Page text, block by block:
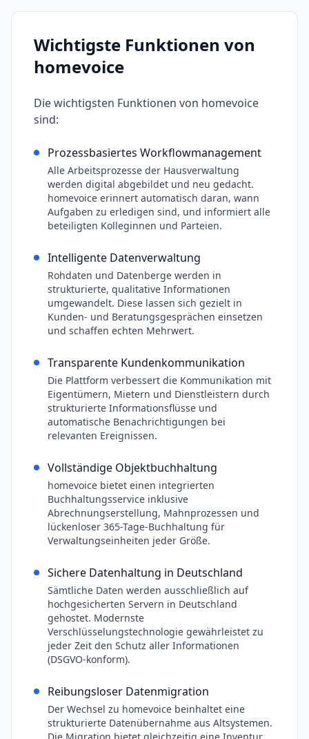
Wichtigste Funktionen von
homevoice
Die wichtigsten Funktionen von homevoice
sind:
Prozessbasiertes Workflowmanagement
Alle Arbeitsprozesse der Hausverwaltung
werden digital abgebildet und neu gedacht.
homevoice erinnert automatisch daran, wann
Aufgaben zu erledigen sind, und informiert alle
beteiligten Kolleginnen und Parteien.
Intelligente Datenverwaltung
Rohdaten und Datenberge werden in
strukturierte, qualitative Informationen
umgewandelt. Diese lassen sich gezielt in
Kunden- und Beratungsgesprächen einsetzen
und schaffen echten Mehrwert.
Transparente Kundenkommunikation
Die Plattform verbessert die Kommunikation mit
Eigentümern, Mietern und Dienstleistern durch
strukturierte Informationsflüsse und
automatische Benachrichtigungen bei
relevanten Ereignissen.
Vollständige Objektbuchhaltung
homevoice bietet einen integrierten
Buchhaltungsservice inklusive
Abrechnungserstellung, Mahnprozessen und
lückenloser 365-Tage-Buchhaltung für
Verwaltungseinheiten jeder Größe.
Sichere Datenhaltung in Deutschland
Sämtliche Daten werden ausschließlich auf
hochgesicherten Servern in Deutschland
gehostet. Modernste
Verschlüsselungstechnologie gewährleistet zu
jeder Zeit den Schutz aller Informationen
(DSGVO-konform).
Reibungsloser Datenmigration
Der Wechsel zu homevoice beinhaltet eine
strukturierte Datenübernahme aus Altsystemen.